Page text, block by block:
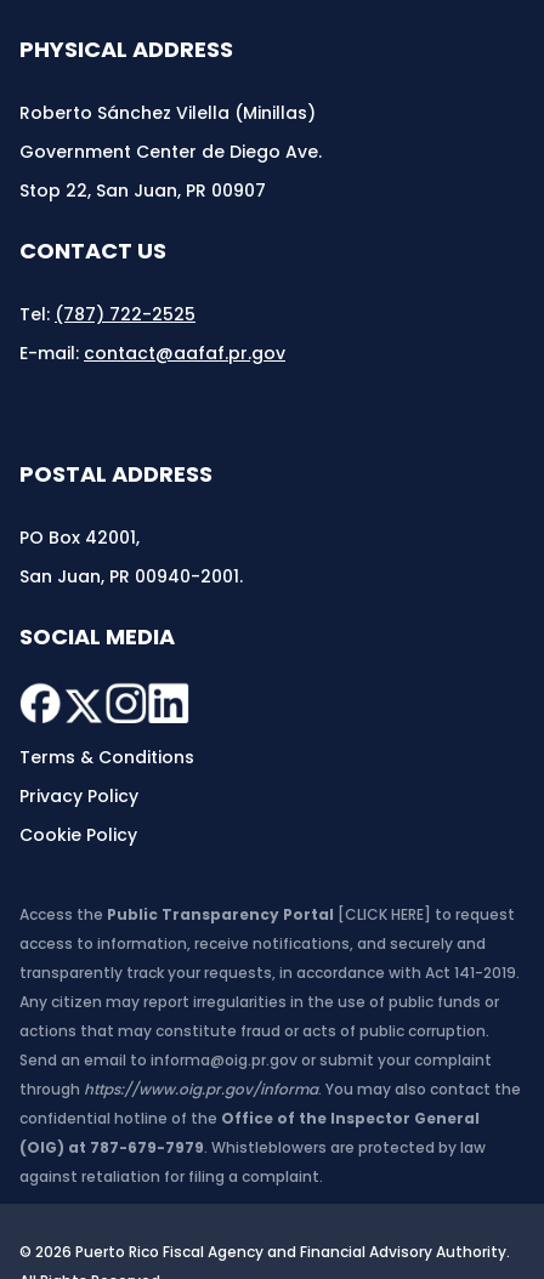
PHYSICAL ADDRESS
Roberto Sánchez Vilella (Minillas)
Government Center de Diego Ave.
Stop 22, San Juan, PR 00907
CONTACT US
Tel: (787) 722-2525
E-mail: contact@aafaf.pr.gov
POSTAL ADDRESS
PO Box 42001,
San Juan, PR 00940-2001.
SOCIAL MEDIA
Terms & Conditions
Privacy Policy
Cookie Policy
Access the Public Transparency Portal [CLICK HERE] to request
access to information, receive notifications, and securely and
transparently track your requests, in accordance with Act 141-2019.
Any citizen may report irregularities in the use of public funds or
actions that may constitute fraud or acts of public corruption.
Send an email to informa@oig.pr.govor submit your complaint
through https://www.oig.pr.gov/informa. You may also contact the
confidential hotline of the Office of the Inspector General
(OIG) at 787-679-7979. Whistleblowers are protected by law
against retaliation for filing a complaint.
© 2026 Puerto Rico Fiscal Agency and Financial Advisory Authority.